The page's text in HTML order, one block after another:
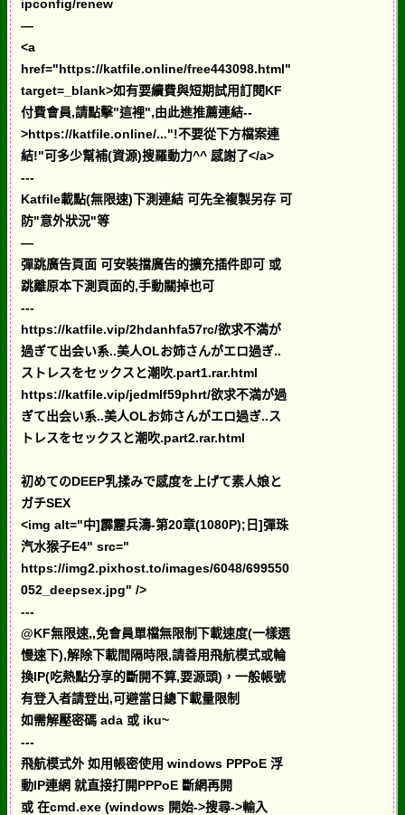
ipconfig/renew
—
<a
href="https://katfile.online/free443098.html"
target=_blank>如有要續費與短期試用訂閱KF
付費會員,請點擊"這裡",由此進推薦連結--
>https://katfile.online/..."!不要從下方檔案連
結!"可多少幫補(資源)搜羅動力^^ 感謝了</a>
---
Katfile載點(無限速)下測連結 可先全複製另存 可
防"意外狀況"等
—
彈跳廣告頁面 可安裝擋廣告的擴充插件即可 或
跳離原本下測頁面的,手動關掉也可
---
https://katfile.vip/2hdanhfa57rc/欲求不満が
過ぎて出会い系..美人OLお姉さんがエロ過ぎ..
ストレスをセックスと潮吹.part1.rar.html
https://katfile.vip/jedmlf59phrt/欲求不満が過
ぎて出会い系..美人OLお姉さんがエロ過ぎ..ス
トレスをセックスと潮吹.part2.rar.html
初めてのDEEP乳揉みで感度を上げて素人娘と
ガチSEX
<img alt="中]霹靂兵濤-第20章(1080P);日]彈珠
汽水猴子E4" src="
https://img2.pixhost.to/images/6048/699550
052_deepsex.jpg" />
---
@KF無限速,,免會員單檔無限制下載速度(一樣選
慢速下),解除下載間隔時限,請善用飛航模式或輪
換IP(吃熱點分享的斷開不算,要源頭)，一般帳號
有登入者請登出,可避當日總下載量限制
如需解壓密碼 ada 或 iku~
---
飛航模式外 如用帳密使用 windows PPPoE 浮
動IP連網 就直接打開PPPoE 斷網再開
或 在cmd.exe (windows 開始->搜尋->輸入